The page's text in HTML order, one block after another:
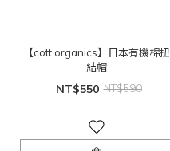
【cott organics】日本有機棉扭
結帽
NT$550 NT$590